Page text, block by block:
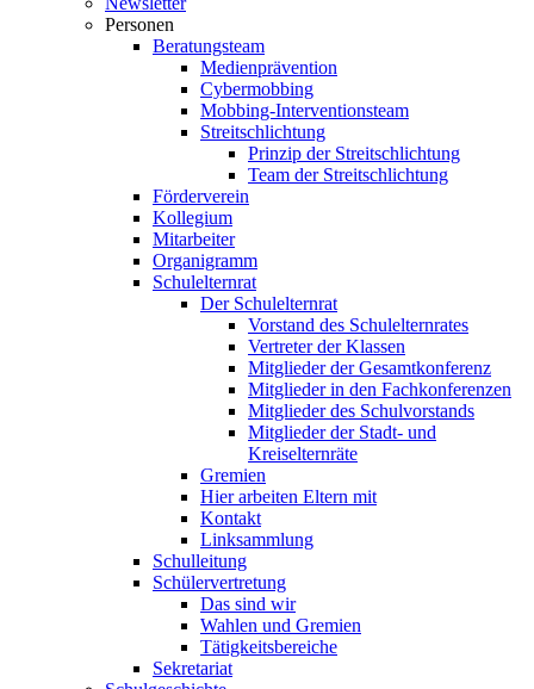
Personen
Beratungsteam
Medienprävention
Cybermobbing
Mobbing-Interventionsteam
Streitschlichtung
Prinzip der Streitschlichtung
Team der Streitschlichtung
Förderverein
Kollegium
Mitarbeiter
Organigramm
Schulelternrat
Der Schulelternrat
Vorstand des Schulelternrates
Vertreter der Klassen
Mitglieder der Gesamtkonferenz
Mitglieder in den Fachkonferenzen
Mitglieder des Schulvorstands
Mitglieder der Stadt- und
Kreiselternräte
Gremien
Hier arbeiten Eltern mit
Kontakt
Linksammlung
Schulleitung
Schülervertretung
Das sind wir
Wahlen und Gremien
Tätigkeitsbereiche
Sekretariat